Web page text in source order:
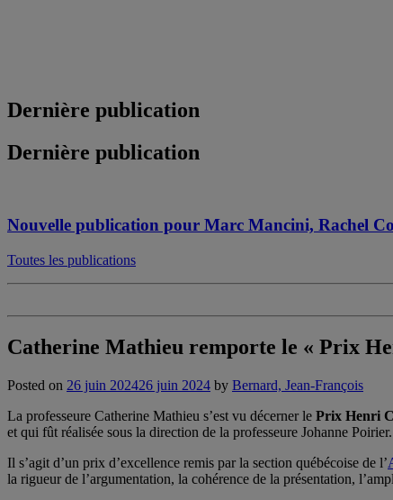
Dernière publication
Dernière publication
Nouvelle publication pour Marc Mancini, Rachel
Toutes les publications
Catherine Mathieu remporte le « Prix
Posted on 26 juin 202426 juin 2024 by Bernard, Jean-François
La professeure Catherine Mathieu s’est vu décerner le Prix Henri
et qui fût réalisée sous la direction de la professeure Johanne Poirier.
Il s’agit d’un prix d’excellence remis par la section québécoise de l’
la rigueur de l’argumentation, la cohérence de la présentation,